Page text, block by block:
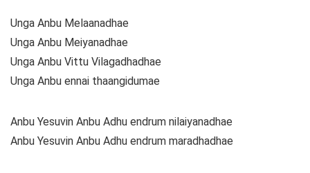
Unga Anbu Melaanadhae
Unga Anbu Meiyanadhae
Unga Anbu Vittu Vilagadhadhae
Unga Anbu ennai thaangidumae
Anbu Yesuvin Anbu Adhu endrum nilaiyanadhae
Anbu Yesuvin Anbu Adhu endrum maradhadhae